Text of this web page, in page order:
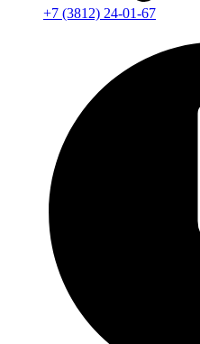
+7 (3812) 24-01-67